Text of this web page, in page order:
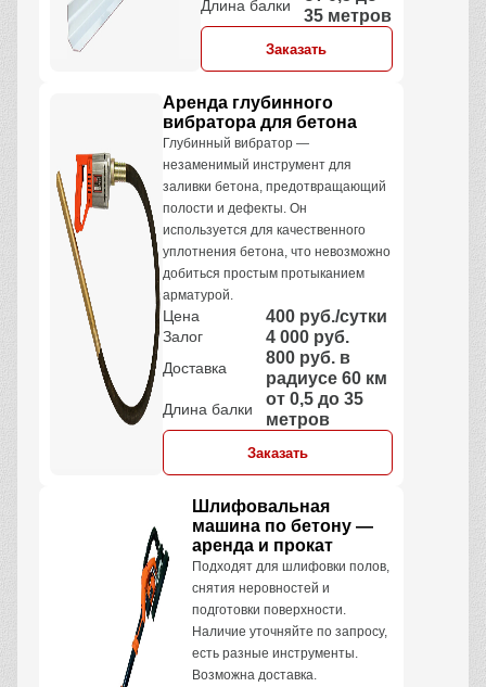
Длина балки
35 метров
Заказать
Аренда глубинного
вибратора для бетона
Глубинный вибратор —
незаменимый инструмент для
заливки бетона, предотвращающий
полости и дефекты. Он
используется для качественного
уплотнения бетона, что невозможно
добиться простым протыканием
арматурой.
Цена 400 руб./сутки
Залог 4 000 руб.
Доставка
800 руб. в
радиусе 60 км
Длина балки
от 0,5 до 35
метров
Заказать
Шлифовальная
машина по бетону —
аренда и прокат
Подходят для шлифовки полов,
снятия неровностей и
подготовки поверхности.
Наличие уточняйте по запросу,
есть разные инструменты.
Возможна доставка.